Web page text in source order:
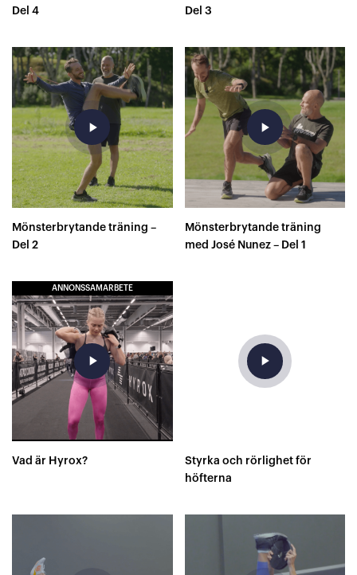
Del 4
Del 3
play_arrow
Mönsterbrytande träning –
Del 2
play_arrow
Mönsterbrytande träning
med José Nunez – Del 1
ANNONSSAMARBETE
play_arrow
Vad är Hyrox?
play_arrow
Styrka och rörlighet för
höfterna